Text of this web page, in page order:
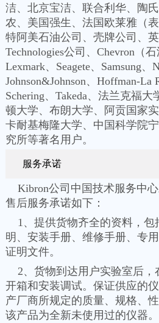
洁、北京宝洁、联合利华、陶
农、美国强生、法国欧莱雅（
特阿美石油公司、壳牌公司、
Technologies公司、Chevron（石
Lexmark、Seagete、Samsung、
Johnson&Johnson、Hoffman-La
Schering、Takeda、法兰克福
顿大学、布朗大学、阿贡国家
卡耐基梅隆大学、中国科学院
究所等著名用户。
服务承诺
Kibron公司中国技术服务中
售后服务承诺如下：
1、提供货物齐全的资料，包
明、安装手册、维修手册、专
证明文件。
2、货物到达用户实验室后，
开箱和安装调试。保证供应的
产厂商所规定的质量、规格、
该产品为全新未使用过的仪器。